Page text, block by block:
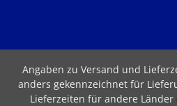
Angaben zu Versand und
anders gekennzeichnet für
Lieferzeiten für andere